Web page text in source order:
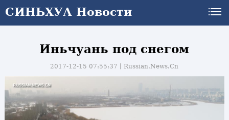
СИНЬХУА Новости
Иньчуань под снегом
2017-12-15 07:55:37丨Russian.News.Cn